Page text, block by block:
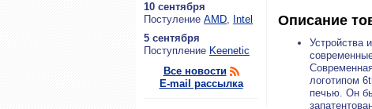
10 сентября
По­сту­ле­ние AMD, Intel
5 сентября
По­ступ­ле­ние Keenetic
Все новости
E-mail рассылка
Описание
Устройства
логотипом
печью. Он